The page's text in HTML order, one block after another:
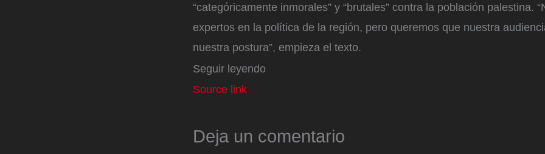
“categóricamente inmorales” y “brutales” contra la población palestina.
expertos en la política de la región, pero queremos que nuestra
nuestra postura”, empieza el texto.
Seguir leyendo
Source link
Deja un comentario